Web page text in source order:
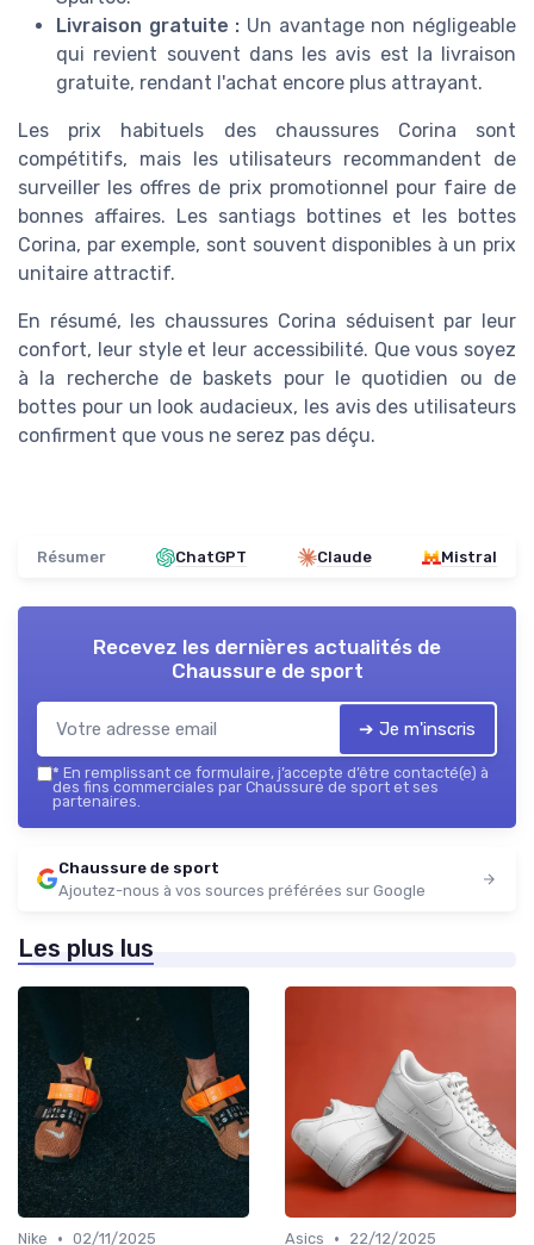
Livraison gratuite : Un avantage non négligeable
qui revient souvent dans les avis est la livraison
gratuite, rendant l'achat encore plus attrayant.
Les prix habituels des chaussures Corina sont
compétitifs, mais les utilisateurs recommandent de
surveiller les offres de prix promotionnel pour faire de
bonnes affaires. Les santiags bottines et les bottes
Corina, par exemple, sont souvent disponibles à un prix
unitaire attractif.
En résumé, les chaussures Corina séduisent par leur
confort, leur style et leur accessibilité. Que vous soyez
à la recherche de baskets pour le quotidien ou de
bottes pour un look audacieux, les avis des utilisateurs
confirment que vous ne serez pas déçu.
Résumer ChatGPT Claude Mistral
Recevez les dernières actualités de
Chaussure de sport
➔ Je m'inscris
* En remplissant ce formulaire, j’accepte d’être contacté(e) à
des fins commerciales par Chaussure de sport et ses
partenaires.
Chaussure de sport
Ajoutez-nous à vos sources préférées sur Google
Les plus lus
Nike • 02/11/2025 Asics • 22/12/2025